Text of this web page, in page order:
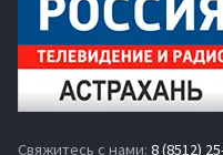
Свяжитесь с нами: 8 (8512)